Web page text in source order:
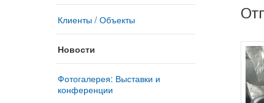
Клиенты / Объекты
Новости
Фотогалерея: Выставки и
конференции